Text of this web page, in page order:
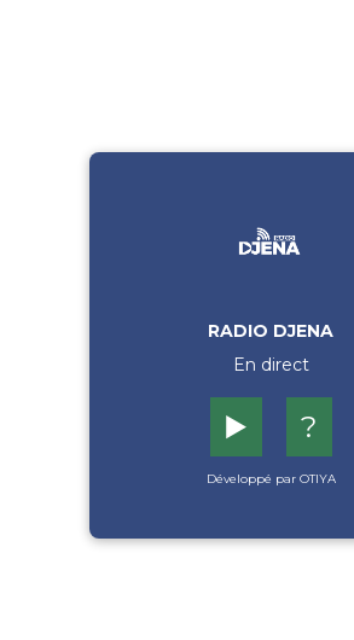
RADIO DJENA
En direct
▶️ ?
Développé par OTIYA